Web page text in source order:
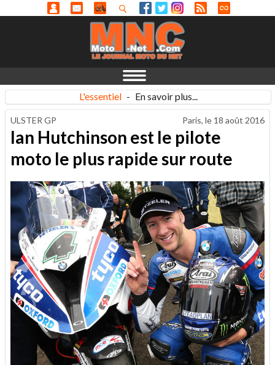
L'essentiel - En savoir plus...
ULSTER GP Paris, le 18 août 2016
Ian Hutchinson est le pilote
moto le plus rapide sur route